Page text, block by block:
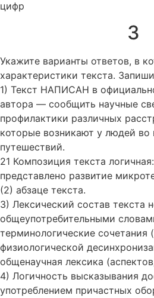
цифр
3
Укажите варианты ответов, в
характеристики текста.
1) Текст НАПИСАН в
автора — сообщить научные
профилактики различных
которые возникают у людей во
путешествий.
21 Композиция текста
представлено развитие
(2) абзаце текста.
3) Лексический состав текста
общеупотребительными
терминологические
физиологической
общенаучная лексика
4) Логичность высказывания
употреблением причастных